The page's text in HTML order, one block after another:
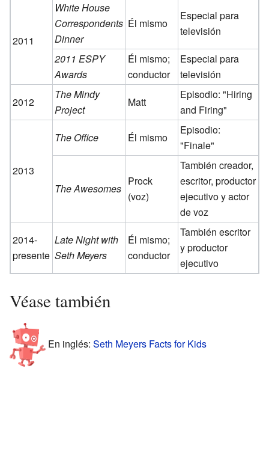
2011
White House
Correspondents
Dinner
Él mismo
Especial para
televisión
2011 ESPY
Awards
Él mismo;
conductor
Especial para
televisión
2012
The Mindy
Project
Matt
Episodio: "Hiring
and Firing"
2013
The Office Él mismo
Episodio:
"Finale"
The Awesomes
Prock
(voz)
También creador,
escritor, productor
ejecutivo y actor
de voz
2014-
presente
Late Night with
Seth Meyers
Él mismo;
conductor
También escritor
y productor
ejecutivo
Véase también
En inglés: Seth Meyers Facts for Kids